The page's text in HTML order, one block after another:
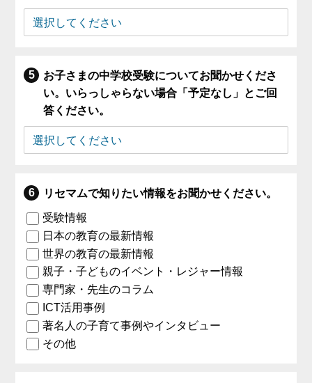
お子さまの中学校受験についてお聞かせくださ
い。いらっしゃらない場合「予定なし」とご回
答ください。
リセマムで知りたい情報をお聞かせください。
受験情報
日本の教育の最新情報
世界の教育の最新情報
親子・子どものイベント・レジャー情報
専門家・先生のコラム
ICT活用事例
著名人の子育て事例やインタビュー
その他